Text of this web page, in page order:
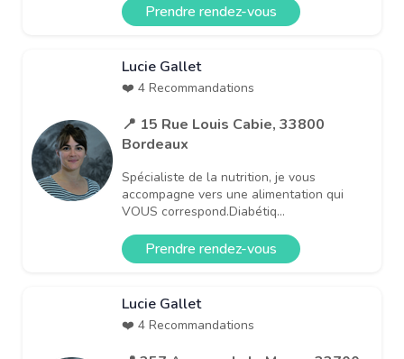
Prendre rendez-vous
Lucie Gallet
❤️ 4 Recommandations
📍 15 Rue Louis Cabie, 33800
Bordeaux
Spécialiste de la nutrition, je vous
accompagne vers une alimentation qui
VOUS correspond.Diabétiq...
Prendre rendez-vous
Lucie Gallet
❤️ 4 Recommandations